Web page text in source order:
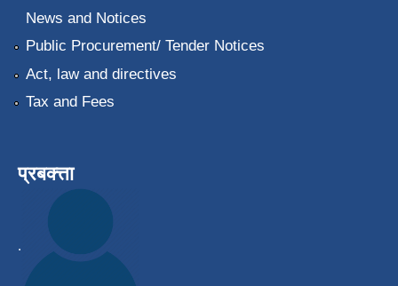
News and Notices
Public Procurement/ Tender Notices
Act, law and directives
Tax and Fees
प्रबक्त्ता
.